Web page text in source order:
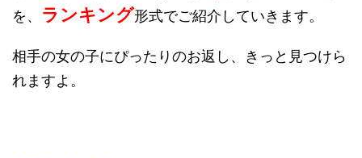
を、 ランキング形式でご紹介していきます。
相手の女の子にぴったりのお返し、きっと見つけら
れますよ。